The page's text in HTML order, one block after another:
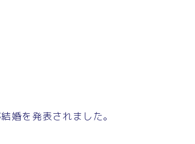
婚を発表されました。